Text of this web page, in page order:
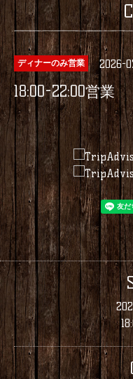
ディナーのみ営業 2026-
18:00-22:00営業